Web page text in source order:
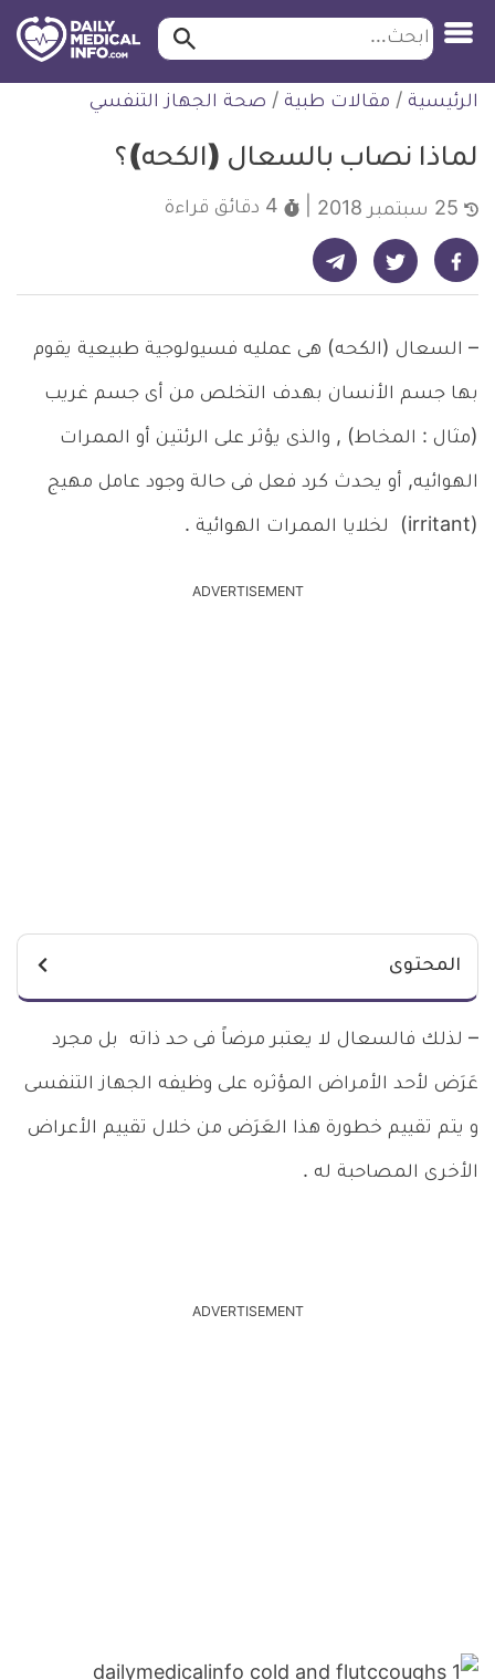
التخطي
للمحتوى
طبية
ابحث ابحث…
الرئيسية / مقالات طبية / صحة الجهاز التنفسي
لماذا نصاب بالسعال (الكحه)؟
4 دقائق قراءة
شارك على فيسبوك - ديلي ميديكال انفو شارك على تويتر - ديلي ميديكال انفو شارك على تيليجرام - ديلي ميديكال انفو
– السعال (الكحه) هى عمليه فسيولوجية طبيعية يقوم
بها جسم الأنسان بهدف التخلص من أى جسم غريب
(مثال : المخاط) , والذى يؤثر على الرئتين أو الممرات
الهوائيه, أو يحدث كرد فعل فى حالة وجود عامل مهيج
(irritant) لخلايا الممرات الهوائية .
ADVERTISEMENT
المحتوى
– لذلك فالسعال لا يعتبر مرضاً فى حد ذاته بل مجرد
عَرَض لأحد الأمراض المؤثره على وظيفه الجهاز التنفسى
و يتم تقييم خطورة هذا العَرَض من خلال تقييم الأعراض
الأخرى المصاحبة له .
ADVERTISEMENT